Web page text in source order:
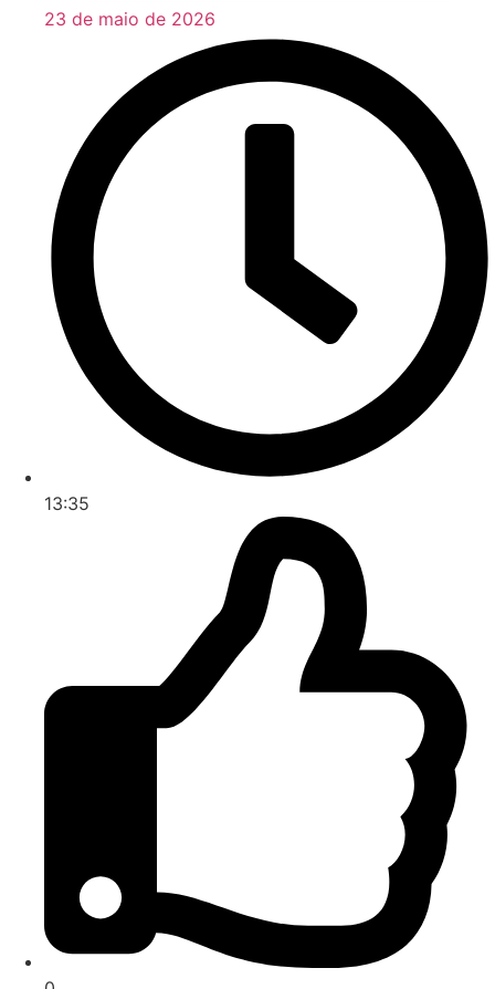
23 de maio de 2026
13:35